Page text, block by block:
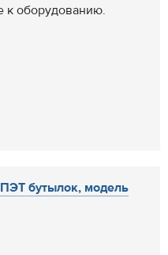
к оборудованию.
бутылок, модель